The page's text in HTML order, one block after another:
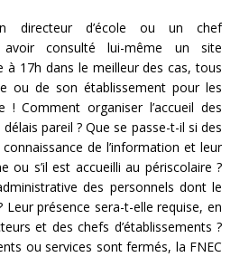
directeur d’école ou un chef
avoir consulté lui-même un site
à 17h dans le meilleur des cas, tous
ou de son établissement pour les
Comment organiser l’accueil des
pareil ? Que se passe-t-il si des
de l’information et leur
ou s’il est accueilli au périscolaire ?
des personnels dont le
présence sera-t-elle requise, en
et des chefs d’établissements ?
ou services sont fermés, la FNEC